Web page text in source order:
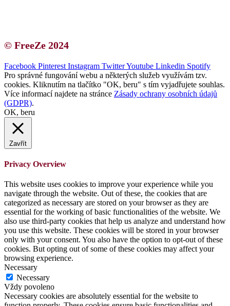
© FreeZe 2024
Facebook Pinterest Instagram TwitterYoutube Linkedin Spotify
Pro správné fungování webu a některých služeb využívám tzv.
cookies. Kliknutím na tlačítko "OK, beru" s tím vyjadřujete souhlas.
Více informací najdete na stránce Zásady ochrany osobních údajů
(GDPR).
OK, beru
Zavřít
Privacy Overview
This website uses cookies to improve your experience while you
navigate through the website. Out of these, the cookies that are
categorized as necessary are stored on your browser as they are
essential for the working of basic functionalities of the website. We
also use third-party cookies that help us analyze and understand how
you use this website. These cookies will be stored in your browser
only with your consent. You also have the option to opt-out of these
cookies. But opting out of some of these cookies may affect your
browsing experience.
Necessary
Necessary
Vždy povoleno
Necessary cookies are absolutely essential for the website to